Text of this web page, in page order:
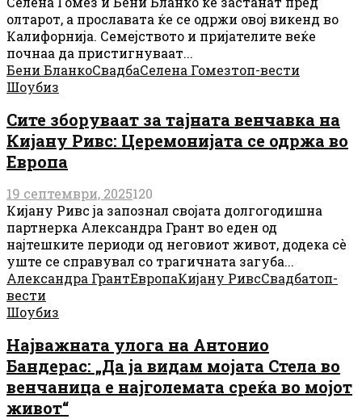
олтарот, а прославата ќе се одржи овој викенд во
Калифорнија. Семејството и пријателите веќе
почнаа да пристигнуваат...
Бени БланкоСвадбаСелена Гомезтоп-вести
Шоубиз
Сите зборуваат за тајната венчавка на
Кијану Ривс: Церемонијата се одржа во
Европа
19 септември, 2025120
Кијану Ривс ја запознал својата долгогодишна
партнерка Александра Грант во еден од
најтешките периоди од неговиот живот, додека сè
уште се справувал со трагичната загуба...
Александра ГрантЕвропаКијану РивсСвадбатоп-
вести
Шоубиз
Најважната улога на Антонио
Бандерас: „Да ја видам мојата Стела во
венчаница е најголемата среќа во мојот
живот“